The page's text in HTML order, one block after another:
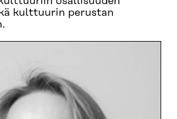
kulttuurin perustan